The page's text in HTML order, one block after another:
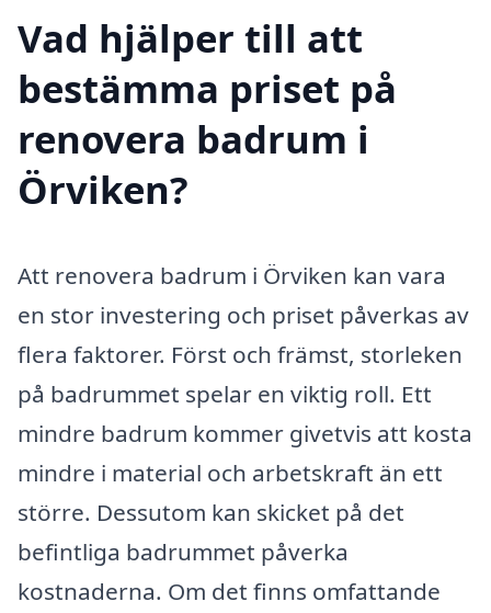
Vad hjälper till att
bestämma priset på
renovera badrum i
Örviken?
Att renovera badrum i Örviken kan vara
en stor investering och priset påverkas av
flera faktorer. Först och främst, storleken
på badrummet spelar en viktig roll. Ett
mindre badrum kommer givetvis att kosta
mindre i material och arbetskraft än ett
större. Dessutom kan skicket på det
befintliga badrummet påverka
kostnaderna. Om det finns omfattande